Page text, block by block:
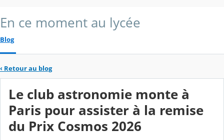
En ce moment au lycée
Blog
‹ Retour au blog
Le club astronomie monte à
Paris pour assister à la remise
du Prix Cosmos 2026